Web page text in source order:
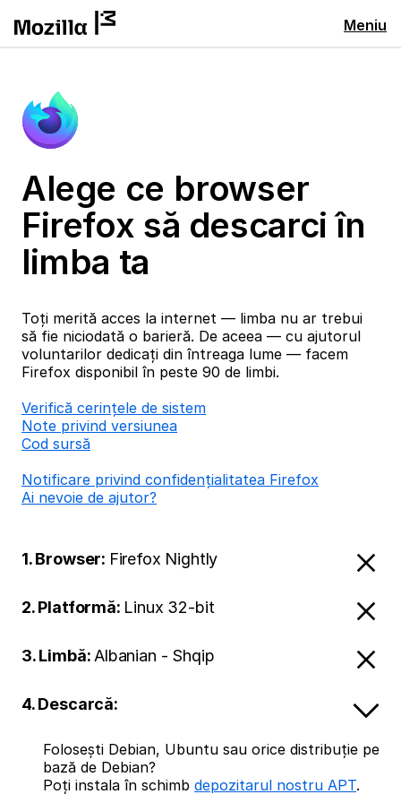
Meniu
Alege ce browser
Firefox să descarci în
limba ta
Toți merită acces la internet — limba nu ar trebui
să fie niciodată o barieră. De aceea — cu ajutorul
voluntarilor dedicați din întreaga lume — facem
Firefox disponibil în peste 90 de limbi.
Verifică cerințele de sistem
Note privind versiunea
Cod sursă
Notificare privind confidențialitatea Firefox
Ai nevoie de ajutor?
1. Browser: Firefox Nightly
2. Platformă: Linux 32-bit
3. Limbă: Albanian - Shqip
4. Descarcă:
Folosești Debian, Ubuntu sau orice distribuție pe
bază de Debian?
Poți instala în schimb depozitarul nostru APT.